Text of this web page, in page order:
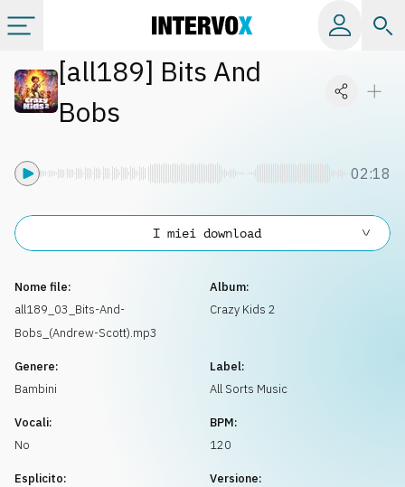
Categorie
[all189] Bits And
Bobs
02:18
Nome file:
all189_03_Bits-And-
Bobs_(Andrew-Scott).mp3
Album:
Crazy Kids 2
Genere:
Bambini
Label:
All Sorts Music
Vocali:
No
BPM:
120
Esplicito:
Versione:
I miei download